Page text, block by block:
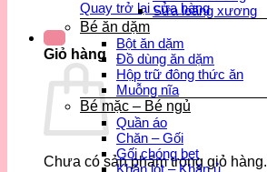
Quay trở lại cửa hàng
Giỏ hàng
Chưa có sản phẩm trong giỏ hàng.
Sữa loãng xương
Bé ăn dặm
Bột ăn dặm
Đồ dùng ăn dặm
Hộp trữ đông thức ăn
Muỗng nĩa
Bé mặc – Bé ngủ
Quần áo
Chăn – Gối
Gối chóng bẹt
Khăn lót – Khăn ủ